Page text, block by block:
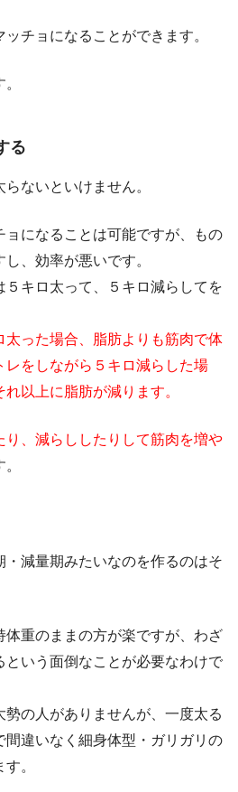
チョになることができます。
る
ないといけません。
ョになることは可能ですが、もの
、効率が悪いです。
５キロ太って、５キロ減らしてを
太った場合、脂肪よりも筋肉で体
レをしながら５キロ減らした場
以上に脂肪が減ります。
り、減らししたりして筋肉を増や
・減量期みたいなのを作るのはそ
体重のままの方が楽ですが、わざ
という面倒なことが必要なわけで
の人がありませんが、一度太る
間違いなく細身体型・ガリガリの
。